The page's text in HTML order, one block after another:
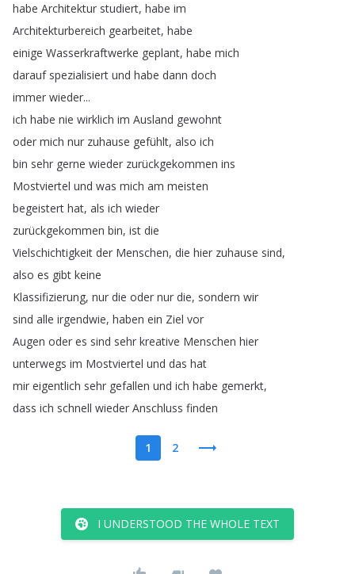
habe Architektur studiert, habe im
Architekturbereich gearbeitet, habe
einige Wasserkraftwerke geplant, habe mich
darauf spezialisiert und habe dann doch
immer wieder...
ich habe nie wirklich im Ausland gewohnt
oder mich nur zuhause gefühlt, also ich
bin sehr gerne wieder zurückgekommen ins
Mostviertel und was mich am meisten
begeistert hat, als ich wieder
zurückgekommen bin, ist die
Vielschichtigkeit der Menschen, die hier zuhause sind,
also es gibt keine
Klassifizierung, nur die oder nur die, sondern wir
sind alle irgendwie, haben ein Ziel vor
Augen oder es sind sehr kreative Menschen hier
unterwegs im Mostviertel und das hat
mir eigentlich sehr gefallen und ich habe gemerkt,
dass ich schnell wieder Anschluss finden
1 2
I UNDERSTOOD THE WHOLE TEXT